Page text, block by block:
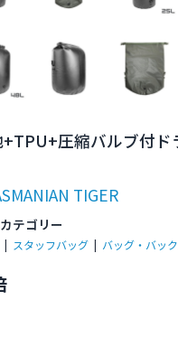
圧縮バルブ付ド
TIGER
テゴリー
| スタッフバッグ | バッグ・バッ